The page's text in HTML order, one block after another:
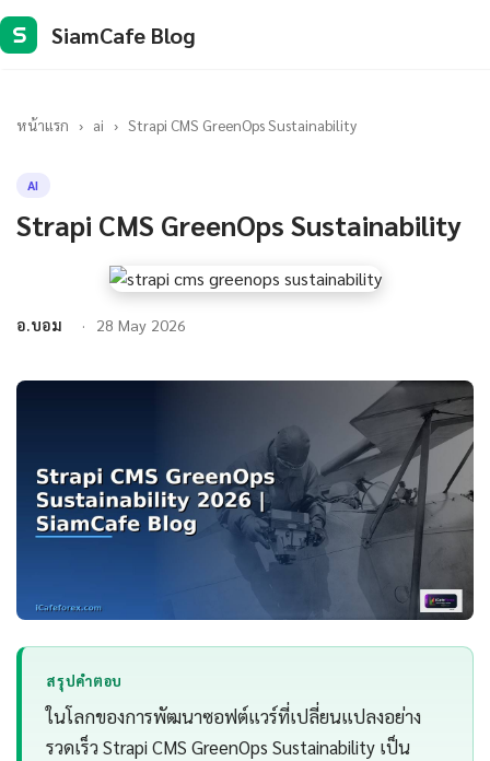
S SiamCafe Blog
หน้าแรก › ai › Strapi CMS GreenOps Sustainability
AI
Strapi CMS GreenOps Sustainability
อ.บอม 28 May 2026
สรุปคำตอบ
ในโลกของการพัฒนาซอฟต์แวร์ที่เปลี่ยนแปลงอย่าง
รวดเร็ว Strapi CMS GreenOps Sustainability เป็น